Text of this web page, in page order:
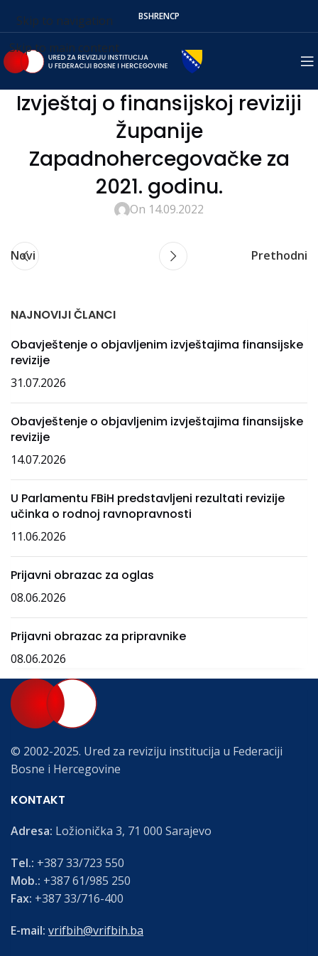
Skip to navigation
Skip to main content
BSHRENСР
Izvještaj o finansijskoj reviziji
Županije
Zapadnohercegovačke za
2021. godinu.
On 14.09.2022
Novi Prethodni
NAJNOVIJI ČLANCI
Obavještenje o objavljenim izvještajima finansijske
revizije
31.07.2026
Obavještenje o objavljenim izvještajima finansijske
revizije
14.07.2026
U Parlamentu FBiH predstavljeni rezultati revizije
učinka o rodnoj ravnopravnosti
11.06.2026
Prijavni obrazac za oglas
08.06.2026
Prijavni obrazac za pripravnike
08.06.2026
© 2002-2025. Ured za reviziju institucija u Federaciji
Bosne i Hercegovine
KONTAKT
Adresa: Ložionička 3, 71 000 Sarajevo
Tel.: +387 33/723 550
Mob.: +387 61/985 250
Fax: +387 33/716-400
E-mail: vrifbih@vrifbih.ba